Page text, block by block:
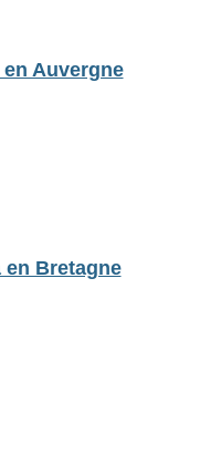
Auvergne
en Bretagne